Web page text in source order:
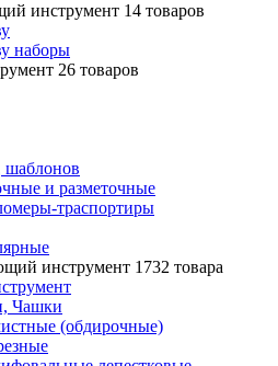
инструмент 14 товаров
наборы
26 товаров
и разметочные
траспортиры
инструмент 1732 товара
Чашки
(обдирочные)